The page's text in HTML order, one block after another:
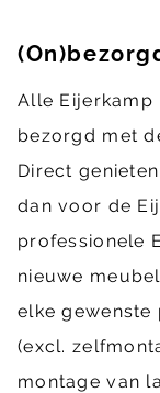
Alle
bezorgd met
Direct
dan voor de
professionele
nieuwe
elke gewenste
(excl.
montage van